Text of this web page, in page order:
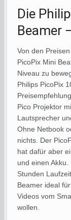
Die
Beamer
Von den
PicoPix Mini
Niveau zu
Philips PicoPix
Pico Projektor
Lautsprecher
Ohne Netbook
nichts. Der
hat dafür aber
und einen
Stunden
Beamer ideal
Videos vom
wollen.